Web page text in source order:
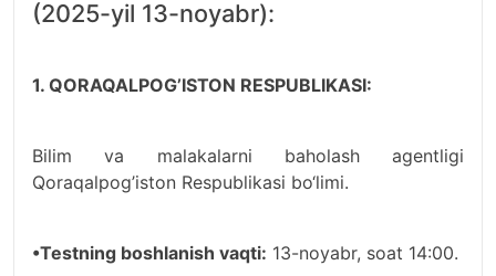
(2025-yil 13-noyabr):
1. QORAQALPOG’ISTON RESPUBLIKASI:
Bilim va malakalarni baholash agentligi
Qoraqalpog’iston Respublikasi bo‘limi.
•Testning boshlanish vaqti: 13-noyabr, soat 14:00.